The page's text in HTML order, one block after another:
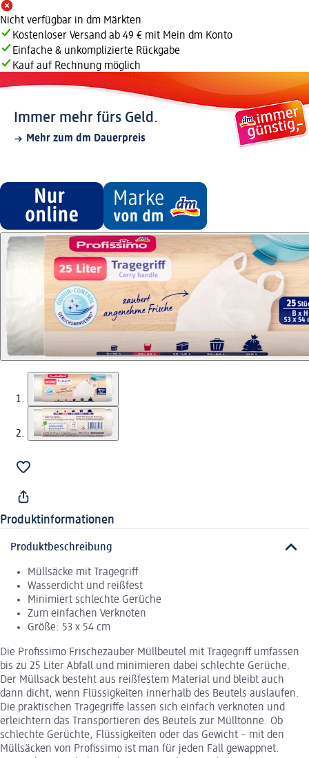
Nicht verfügbar in dm Märkten
Kostenloser Versand ab 49 € mit Mein dm Konto
Einfache & unkomplizierte Rückgabe
Kauf auf Rechnung möglich
Immer mehr fürs Geld.
Mehr zum dm Dauerpreis
Produktinformationen
Produktbeschreibung
Müllsäcke mit Tragegriff
Wasserdicht und reißfest
Minimiert schlechte Gerüche
Zum einfachen Verknoten
Größe: 53 x 54 cm
Die Profissimo Frischezauber Müllbeutel mit Tragegriff umfassen
bis zu 25 Liter Abfall und minimieren dabei schlechte Gerüche.
Der Müllsack besteht aus reißfestem Material und bleibt auch
dann dicht, wenn Flüssigkeiten innerhalb des Beutels auslaufen.
Die praktischen Tragegriffe lassen sich einfach verknoten und
erleichtern das Transportieren des Beutels zur Mülltonne. Ob
schlechte Gerüchte, Flüssigkeiten oder das Gewicht – mit den
Müllsäcken von Profissimo ist man für jeden Fall gewappnet.